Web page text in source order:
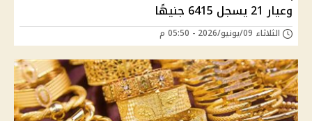
وعيار 21 يسجل 6415 جنيهًا
الثلاثاء 09/يونيو/2026 - 05:50 م